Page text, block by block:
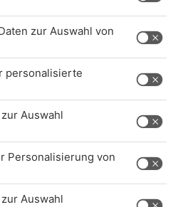
WIR ARBEITEN DERZEIT
WEBSITE